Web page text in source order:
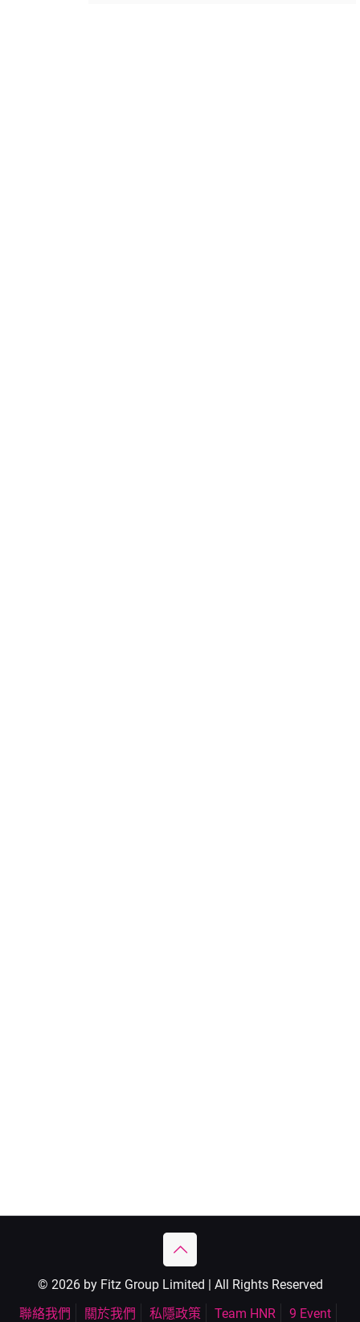
© 2026 by Fitz Group Limited | All Rights Reserved
聯絡我們
關於我們 私隱政策 Team HNR 9 Event